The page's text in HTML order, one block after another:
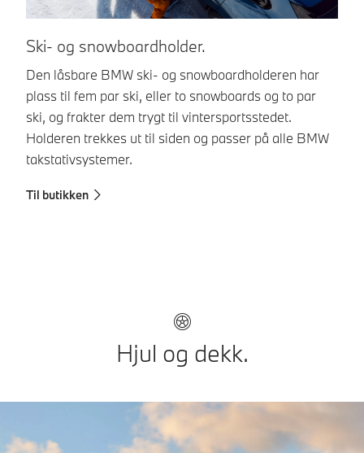
Ski- og snowboardholder.
Den låsbare BMW ski- og snowboardholderen har
plass til fem par ski, eller to snowboards og to par
ski, og frakter dem trygt til vintersportsstedet.
Holderen trekkes ut til siden og passer på alle BMW
takstativsystemer.
Til butikken
Hjul og dekk.